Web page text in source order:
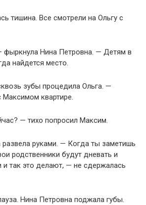
тишина. Все смотрели на Ольгу с
фыркнула Нина Петровна. — Детям в
найдется место.
зубы процедила Ольга. —
квартире.
— тихо попросил Максим.
руками. — Когда ты заметишь
родственники будут дневать и
и так это делают, — не сдержалась
Нина Петровна поджала губы.